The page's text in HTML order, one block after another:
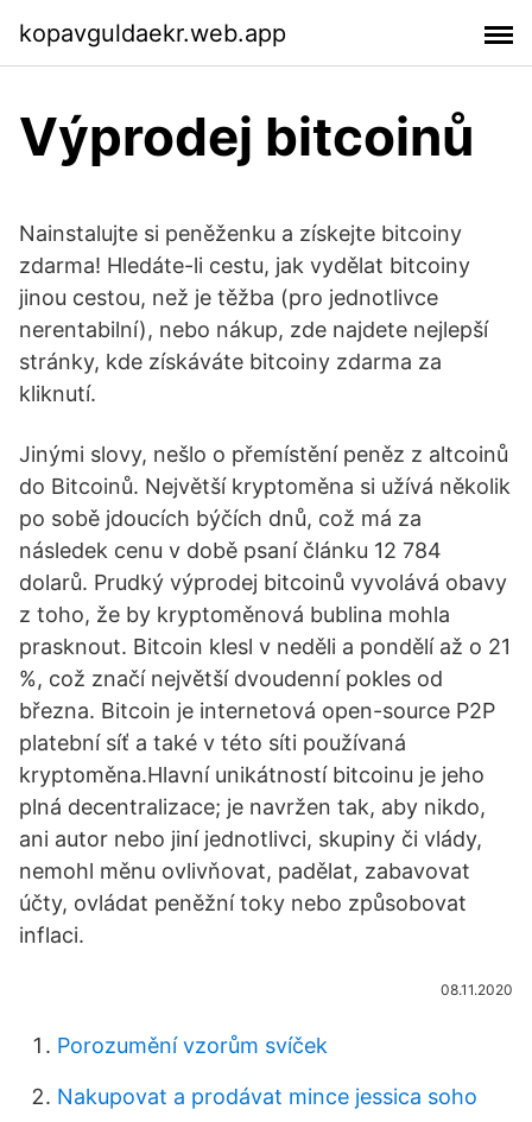
kopavguldaekr.web.app
Výprodej bitcoinů
Nainstalujte si peněženku a získejte bitcoiny
zdarma! Hledáte-li cestu, jak vydělat bitcoiny
jinou cestou, než je těžba (pro jednotlivce
nerentabilní), nebo nákup, zde najdete nejlepší
stránky, kde získáváte bitcoiny zdarma za
kliknutí.
Jinými slovy, nešlo o přemístění peněz z altcoinů
do Bitcoinů. Největší kryptoměna si užívá několik
po sobě jdoucích býčích dnů, což má za
následek cenu v době psaní článku 12 784
dolarů. Prudký výprodej bitcoinů vyvolává obavy
z toho, že by kryptoměnová bublina mohla
prasknout. Bitcoin klesl v neděli a pondělí až o 21
%, což značí největší dvoudenní pokles od
března. Bitcoin je internetová open-source P2P
platební síť a také v této síti používaná
kryptoměna.Hlavní unikátností bitcoinu je jeho
plná decentralizace; je navržen tak, aby nikdo,
ani autor nebo jiní jednotlivci, skupiny či vlády,
nemohl měnu ovlivňovat, padělat, zabavovat
účty, ovládat peněžní toky nebo způsobovat
inflaci.
08.11.2020
Porozumění vzorům svíček
Nakupovat a prodávat mince jessica soho